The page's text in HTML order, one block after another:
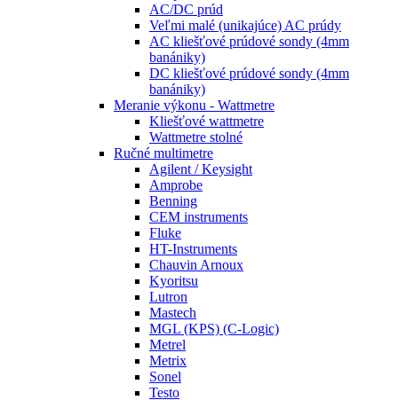
AC/DC prúd
Veľmi malé (unikajúce) AC prúdy
AC kliešťové prúdové sondy (4mm
banániky)
DC kliešťové prúdové sondy (4mm
banániky)
Meranie výkonu - Wattmetre
Kliešťové wattmetre
Wattmetre stolné
Ručné multimetre
Agilent / Keysight
Amprobe
Benning
CEM instruments
Fluke
HT-Instruments
Chauvin Arnoux
Kyoritsu
Lutron
Mastech
MGL (KPS) (C-Logic)
Metrel
Metrix
Sonel
Testo